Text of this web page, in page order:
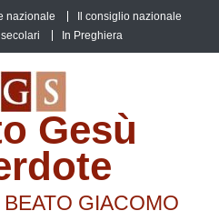
nazionale
Il consiglio nazionale
secolari In Preghiera
Gesù
GIACOMO